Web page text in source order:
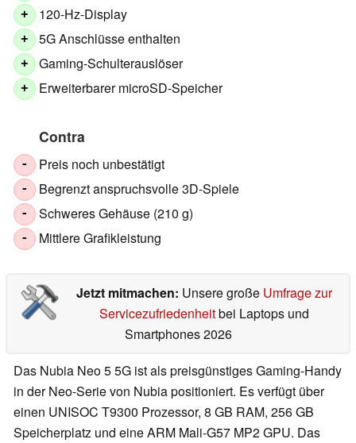
+ 120-Hz-Display
+ 5G Anschlüsse enthalten
+ Gaming-Schulterauslöser
+ Erweiterbarer microSD-Speicher
Contra
- Preis noch unbestätigt
- Begrenzt anspruchsvolle 3D-Spiele
- Schweres Gehäuse (210 g)
- Mittlere Grafikleistung
Jetzt mitmachen: Unsere große Umfrage zur
Servicezufriedenheitbei Laptops und
Smartphones 2026
Das Nubia Neo 5 5G ist als preisgünstiges Gaming-Handy
in der Neo-Serie von Nubia positioniert. Es verfügt über
einen UNISOC T9300 Prozessor, 8 GB RAM, 256 GB
Speicherplatz und eine ARM Mali-G57 MP2 GPU. Das